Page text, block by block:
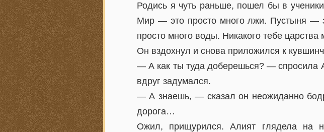
Родись я чуть раньше, пошел бы в
Мир — это просто много лжи. Пустыня —
просто много воды. Никакого тебе
Он вздохнул и снова приложился к
— А как ты туда доберешься? — спросила
вдруг задумался.
— А знаешь, — сказал он неожиданно
дорога…
Ожил, прищурился. Алият глядела на